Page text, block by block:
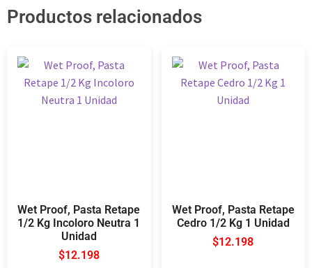
Productos relacionados
Wet Proof, Pasta Retape
1/2 Kg Incoloro Neutra 1
Unidad
$12.198
Wet Proof, Pasta Retape
Cedro 1/2 Kg 1 Unidad
$12.198